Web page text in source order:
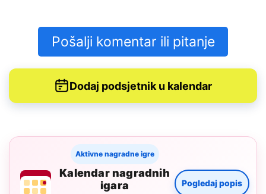
Pošalji komentar ili pitanje
Dodaj podsjetnik u kalendar
Aktivne nagradne igre
Kalendar nagradnih
igara
Pogledaj popis